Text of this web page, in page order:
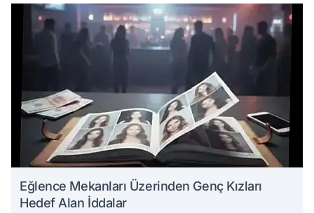
Eğlence Mekanları Üzerinden Genç Kızları
Hedef Alan İddalar